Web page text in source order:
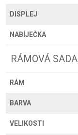
DISPLEJ
NABÍJEČKA
RÁMOVÁ SADA
RÁM
BARVA
VELIKOSTI